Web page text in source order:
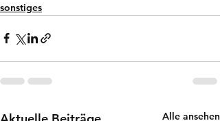
sonstiges
Alle ansehen